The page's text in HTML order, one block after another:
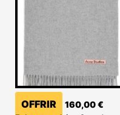
OFFRIR 160,00€